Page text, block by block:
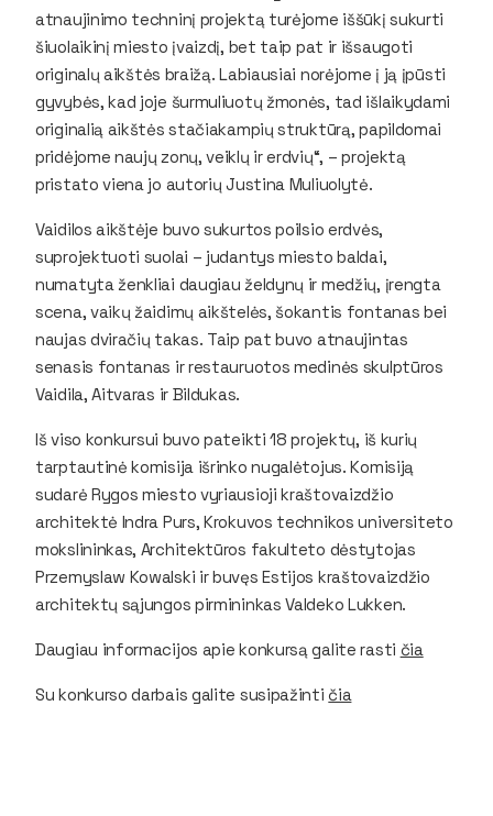
atnaujinimo techninį projektą turėjome iššūkį sukurti
šiuolaikinį miesto įvaizdį, bet taip pat ir išsaugoti
originalų aikštės braižą. Labiausiai norėjome į ją įpūsti
gyvybės, kad joje šurmuliuotų žmonės, tad išlaikydami
originalią aikštės stačiakampių struktūrą, papildomai
pridėjome naujų zonų, veiklų ir erdvių“, – projektą
pristato viena jo autorių Justina Muliuolytė.
Vaidilos aikštėje buvo sukurtos poilsio erdvės,
suprojektuoti suolai – judantys miesto baldai,
numatyta ženkliai daugiau želdynų ir medžių, įrengta
scena, vaikų žaidimų aikštelės, šokantis fontanas bei
naujas dviračių takas. Taip pat buvo atnaujintas
senasis fontanas ir restauruotos medinės skulptūros
Vaidila, Aitvaras ir Bildukas.
Iš viso konkursui buvo pateikti 18 projektų, iš kurių
tarptautinė komisija išrinko nugalėtojus. Komisiją
sudarė Rygos miesto vyriausioji kraštovaizdžio
architektė Indra Purs, Krokuvos technikos universiteto
mokslininkas, Architektūros fakulteto dėstytojas
Przemyslaw Kowalski ir buvęs Estijos kraštovaizdžio
architektų sąjungos pirmininkas Valdeko Lukken.
Daugiau informacijos apie konkursą galite rasti čia
Su konkurso darbais galite susipažinti čia